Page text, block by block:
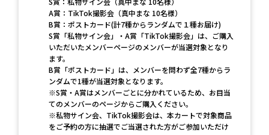
A賞：TikTok撮影会（真中まな 10名様）
B賞：ポストカード(計7種からランダムで１種お届け)
S賞「私物サイン会」・A賞「TikTok撮影会」は、ご購入
いただいたメンバーページのメンバーが当選対象となり
ます。
B賞「ポストカード」は、メンバーを問わず全7種からラ
ンダムで1種が当選対象となります。
※S賞・A賞はメンバーごとに分かれているため、お目当
てのメンバーのページからご購入ください。
※私物サイン会、TikTok撮影会は、本カートで対象商品
をご予約の方に抽選でご当選された方がご参加いただけ